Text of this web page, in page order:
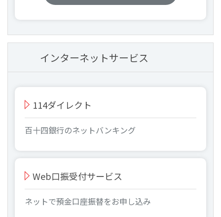
インターネットサービス
114ダイレクト
百十四銀行のネットバンキング
Web口振受付サービス
ネットで預金口座振替をお申し込み